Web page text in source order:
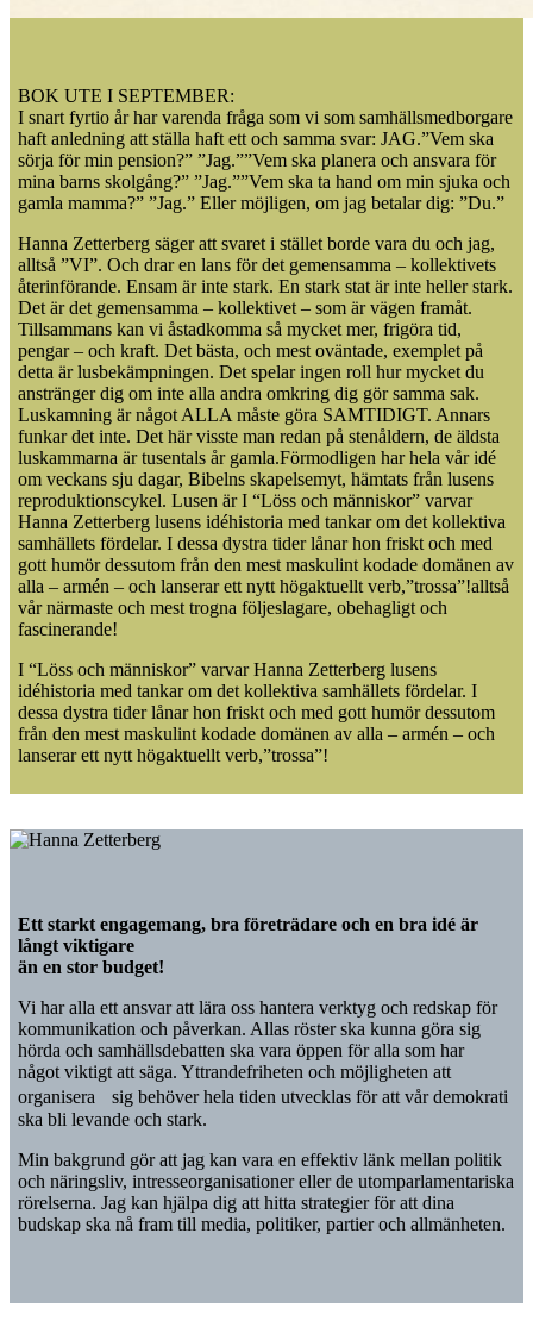
BOK UTE I SEPTEMBER:
I snart fyrtio år har varenda fråga som vi som samhällsmedborgare
haft anledning att ställa haft ett och samma svar: JAG.”Vem ska
sörja för min pension?” ”Jag.””Vem ska planera och ansvara för
mina barns skolgång?” ”Jag.””Vem ska ta hand om min sjuka och
gamla mamma?” ”Jag.” Eller möjligen, om jag betalar dig: ”Du.”
Hanna Zetterberg säger att svaret i stället borde vara du och jag,
alltså ”VI”. Och drar en lans för det gemensamma – kollektivets
återinförande. Ensam är inte stark. En stark stat är inte heller stark.
Det är det gemensamma – kollektivet – som är vägen framåt.
Tillsammans kan vi åstadkomma så mycket mer, frigöra tid,
pengar – och kraft. Det bästa, och mest oväntade, exemplet på
detta är lusbekämpningen. Det spelar ingen roll hur mycket du
anstränger dig om inte alla andra omkring dig gör samma sak.
Luskamning är något ALLA måste göra SAMTIDIGT. Annars
funkar det inte. Det här visste man redan på stenåldern, de äldsta
luskammarna är tusentals år gamla.Förmodligen har hela vår idé
om veckans sju dagar, Bibelns skapelsemyt, hämtats från lusens
reproduktionscykel. Lusen är I “Löss och människor” varvar
Hanna Zetterberg lusens idéhistoria med tankar om det kollektiva
samhällets fördelar. I dessa dystra tider lånar hon friskt och med
gott humör dessutom från den mest maskulint kodade domänen av
alla – armén – och lanserar ett nytt högaktuellt verb,”trossa”!alltså
vår närmaste och mest trogna följeslagare, obehagligt och
fascinerande!
I “Löss och människor” varvar Hanna Zetterberg lusens
idéhistoria med tankar om det kollektiva samhällets fördelar. I
dessa dystra tider lånar hon friskt och med gott humör dessutom
från den mest maskulint kodade domänen av alla – armén – och
lanserar ett nytt högaktuellt verb,”trossa”!
Ett starkt engagemang, bra företrädare och en bra idé är
långt viktigare
än en stor budget!
Vi har alla ett ansvar att lära oss hantera verktyg och redskap för
kommunikation och påverkan. Allas röster ska kunna göra sig
hörda och samhällsdebatten ska vara öppen för alla som har
något viktigt att säga. Yttrandefriheten och möjligheten att
organisera sig behöver hela tiden utvecklas för att vår demokrati
ska bli levande och stark.
Min bakgrund gör att jag kan vara en effektiv länk mellan politik
och näringsliv, intresseorganisationer eller de utomparlamentariska
rörelserna. Jag kan hjälpa dig att hitta strategier för att dina
budskap ska nå fram till media, politiker, partier och allmänheten.